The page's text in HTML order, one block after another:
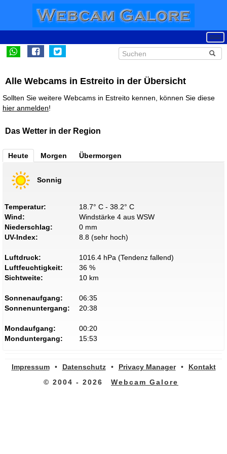
Alle Webcams in Estreito in der Übersicht
Sollten Sie weitere Webcams in Estreito kennen, können Sie diese
hier anmelden!
Das Wetter in der Region
Heute Morgen Übermorgen
Sonnig
Temperatur:
18.7° C - 38.2° C
Wind:
Windstärke 4 aus WSW
Niederschlag:
0 mm
UV-Index:
8.8 (sehr hoch)
Luftdruck:
1016.4 hPa (Tendenz fallend)
Luftfeuchtigkeit:
36 %
Sichtweite:
10 km
Sonnenaufgang:
06:35
Sonnenuntergang:
20:38
Mondaufgang:
00:20
Monduntergang:
15:53
Impressum • Datenschutz • Privacy Manager •
Kontakt
© 2004 - 2026
Webcam Galore